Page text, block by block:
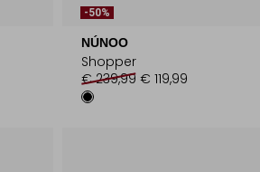
-50%
NÚNOO
Shopper
€ 239,99 € 119,99